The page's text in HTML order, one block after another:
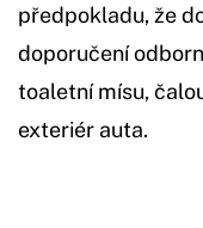
předpokladu, že
doporučení
toaletní mísu,
exteriér auta.